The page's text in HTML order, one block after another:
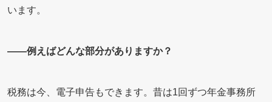
います。
――例えばどんな部分がありますか？
税務は今、電子申告もできます。昔は1回ずつ年金事務所